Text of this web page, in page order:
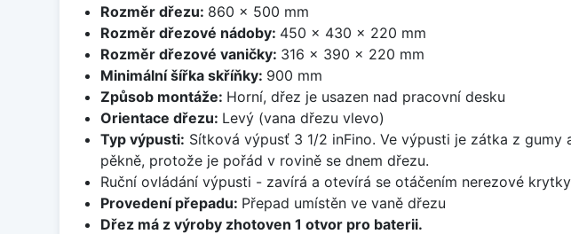
Rozměr dřezu: 860 x 500 mm
Rozměr dřezové nádoby: 450 x 430 x 220 mm
Rozměr dřezové vaničky: 316 x 390 x 220 mm
Minimální šířka skříňky: 900 mm
Způsob montáže: Horní, dřez je usazen nad pracovní desku
Orientace dřezu: Levý (vana dřezu vlevo)
Typ výpusti: Sítková výpusť 3 1/2 inFino. Ve výpusti je zátka z
pěkně, protože je pořád v rovině se dnem dřezu.
Ruční ovládání výpusti - zavírá a otevírá se otáčením nerezové
Provedení přepadu: Přepad umístěn ve vaně dřezu
Dřez má z výroby zhotoven 1 otvor pro baterii.